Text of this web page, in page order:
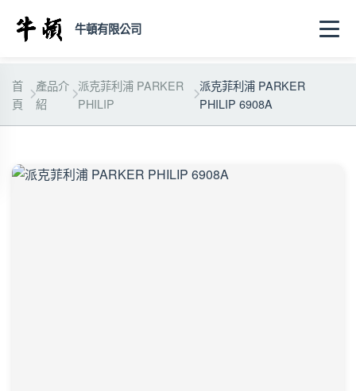
牛頓有限公司
首
頁
產品介
紹
派克菲利浦 PARKER
PHILIP
派克菲利浦 PARKER
PHILIP 6908A